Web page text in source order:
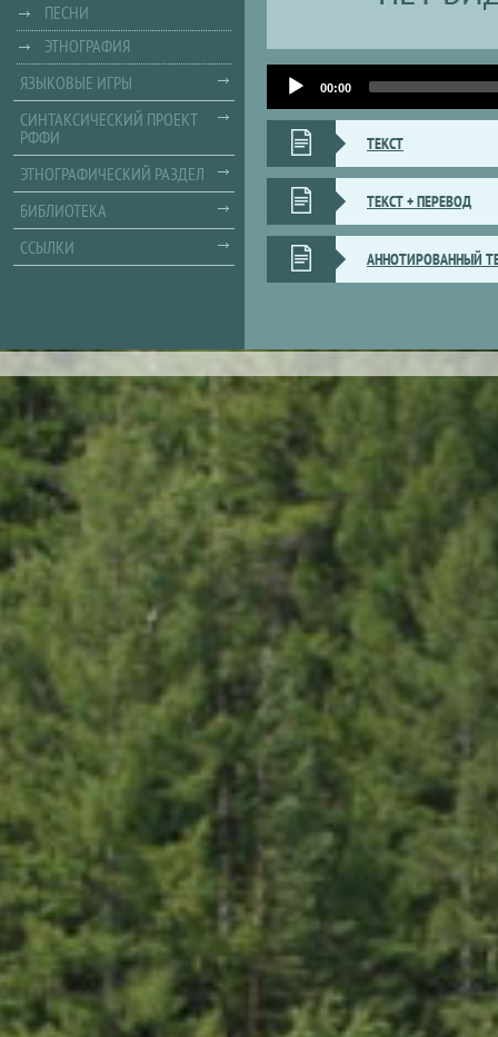
Audio
Player
00:00
ТЕКСТ
ТЕКСТ + ПЕРЕВОД
АННОТИРОВАННЫЙ
ПЕСНИ
ЭТНОГРАФИЯ
ЯЗЫКОВЫЕ ИГРЫ
СИНТАКСИЧЕСКИЙ ПРОЕКТ
РФФИ
ЭТНОГРАФИЧЕСКИЙ РАЗДЕЛ
БИБЛИОТЕКА
ССЫЛКИ